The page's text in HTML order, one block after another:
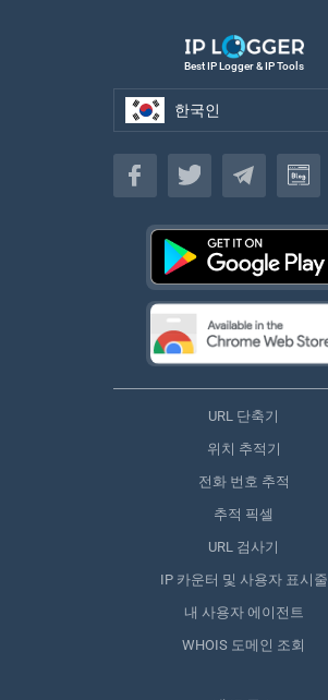
Best IP Logger & IP Tools
한국인
한국인
URL 단축기
위치 추적기
전화 번호 추적
추적 픽셀
URL 검사기
IP 카운터 및 사용자 표시줄
내 사용자 에이전트
WHOIS 도메인 조회